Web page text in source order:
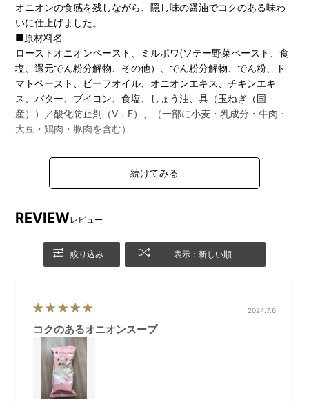
オニオンの食感を残しながら、隠し味の醤油でコクのある味わ
いに仕上げました。
■原材料名
ローストオニオンペースト、ミルポワ(ソテー野菜ペースト、食
塩、還元でん粉分解物、その他）、でん粉分解物、でん粉、ト
マトペースト、ビーフオイル、オニオンエキス、チキンエキ
ス、バター、ブイヨン、食塩、しょう油、具（玉ねぎ（国
産））／酸化防止剤（V．E）、（一部に小麦・乳成分・牛肉・
大豆・鶏肉・豚肉を含む）
とうもろこしとさつま芋のポタージュ
優しい甘さが特徴のポタージュです。さつま芋の風味が口いっ
ぱいに広がり、とうもろこしの香りがふんわりと残るシンプル
な味わいです。
■原材料名
REVIEWレビュー
絞り込み 表示：新しい順
2024.7.6
コクのあるオニオンスープ